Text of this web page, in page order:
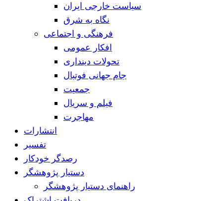
سیاست خارجی ایران
نگاه به شرق
فرهنگی و اجتماعی
افکار عمومی
تحولات دینداری
جام جهانی فوتبال
جمعیت
فیلم و سریال
مهاجرت
انتشارات
تفسیر
رصدگر خودکار
دستیار پژوهشگر
راهنمای دستیار پژوهشگر